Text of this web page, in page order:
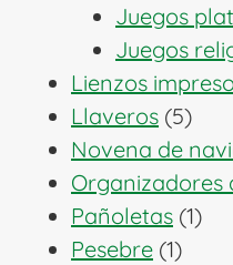
Juegos
Juegos
Lienzos
Llaveros 55
Novena de
Organizadores
Pañoletas 11
Pesebre 11